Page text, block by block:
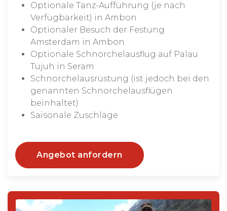
Optionale Tanz-Aufführung (je nach
Verfügbarkeit) in Ambon
Optionaler Besuch der Festung
Amsterdam in Ambon
Optionale Schnorchelausflug auf Palau
Tujuh in Seram
Schnorchelausrüstung (ist jedoch bei den
genannten Schnorchelausflügen
beinhaltet)
Saisonale Zuschläge
Angebot anfordern